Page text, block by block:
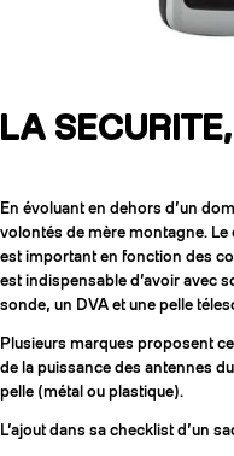
LA
En évoluant en dehors d’un
volontés de mère montagne.
est important en fonction des
est indispensable d’avoir avec
sonde, un DVA et une pelle
Plusieurs marques proposent
de la puissance des antennes
pelle (métal ou plastique).
L’ajout dans sa checklist d’un